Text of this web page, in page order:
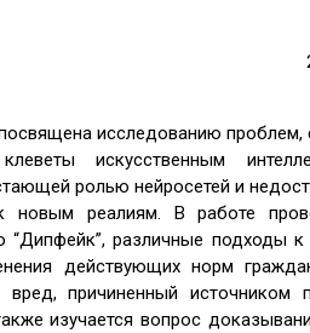
исследованию проблем,
клеветы искусственным
ролью нейросетей и
новым реалиям. В работе
различные подходы к
действующих норм
вред, причиненный
изучается вопрос